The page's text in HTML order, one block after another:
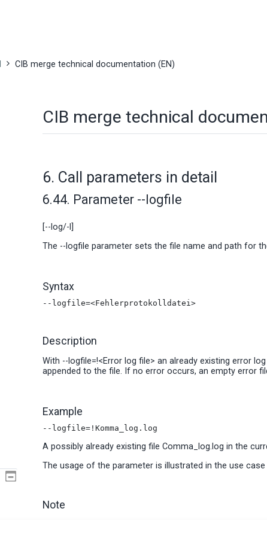
CIB merge technical documentation (EN)
CIB merge technical
6. Call parameters in detail
6.44. Parameter --logfile
[--log/-l]
The --logfile parameter sets the file name and path for
Syntax
--logfile=<Fehlerprotokolldatei>
Description
With --logfile=!<Error log file> an already existing error
appended to the file. If no error occurs, an empty error
Example
--logfile=!Komma_log.log
A possibly already existing file Comma_log.log in the
The usage of the parameter is illustrated in the use case
Note